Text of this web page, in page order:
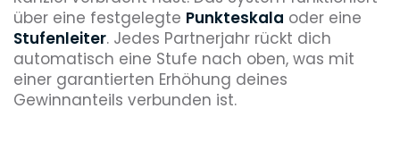
über eine festgelegte Punkteskala oder eine
Stufenleiter. Jedes Partnerjahr rückt dich
automatisch eine Stufe nach oben, was mit
einer garantierten Erhöhung deines
Gewinnanteils verbunden ist.